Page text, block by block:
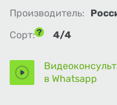
Производитель:
Сорт:
4/4
в Whatsapp